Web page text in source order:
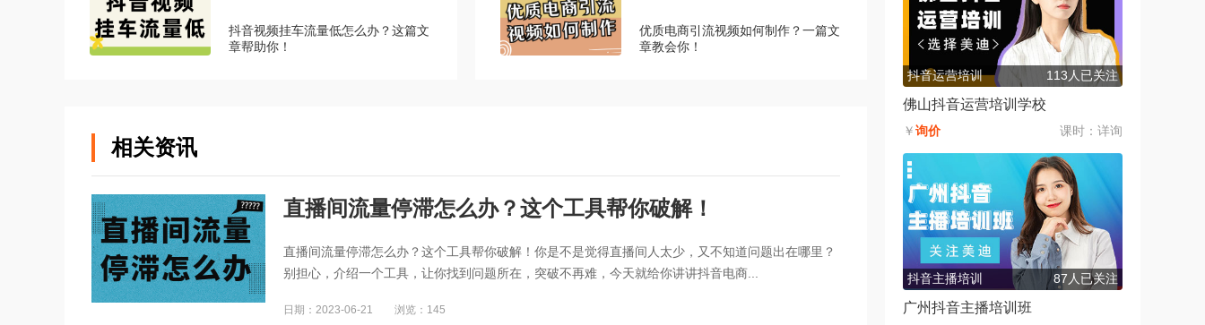
抖音视频挂车流量低怎么办？这篇文
章帮助你！
优质电商引流视频如何制作？一篇文
章教会你！
相关资讯
直播间流量停滞怎么办？这个工具帮你破解！
直播间流量停滞怎么办？这个工具帮你破解！你是不是觉得直播间人太少，又不知道问题出在哪里？
别担心，介绍一个工具，让你找到问题所在，突破不再难，今天就给你讲讲抖音电商...
日期：2023-06-21 浏览：145
抖音运营培训 113人已关注
佛山抖音运营培训学校
￥询价 课时： 详询
抖音主播培训 87人已关注
广州抖音主播培训班